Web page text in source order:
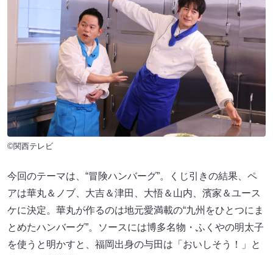
©関西テレビ
今回のテーマは、“冒険ハンバーグ”。くじ引きの結果、ペ
アは華丸＆ノブ、大吉＆津田、大悟＆山内、濱家＆ユース
ケに決定。華丸が作るのは地元愛満載の“九州をひとつにま
とめたハンバーグ”。ソースには博多名物・ふくやの明太子
を使うと明かすと、福岡出身の与田は「おいしそう！」と